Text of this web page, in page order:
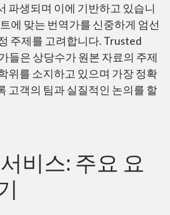
파생되며 이에 기반하고 있습니
에 맞는 번역가를 신중하게 엄선
주제를 고려합니다. Trusted
들은 상당수가 원본 자료의 주제
위를 소지하고 있으며 가장 정확
고객의 팀과 실질적인 논의를 할
비스: 주요 요